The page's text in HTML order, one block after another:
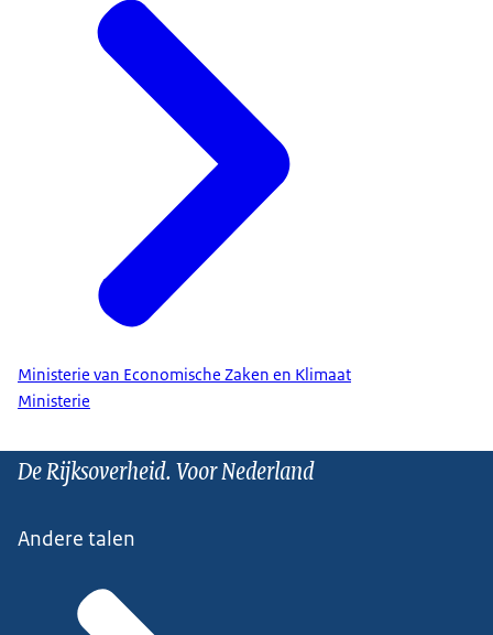
Ministerie van Economische Zaken en Klimaat
Ministerie
De Rijksoverheid. Voor Nederland
Andere talen